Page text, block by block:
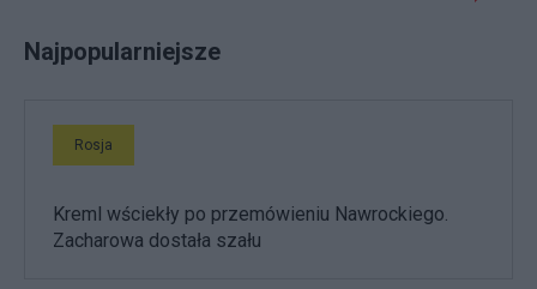
Najpopularniejsze
Rosja
Kreml wściekły po przemówieniu Nawrockiego.
Zacharowa dostała szału